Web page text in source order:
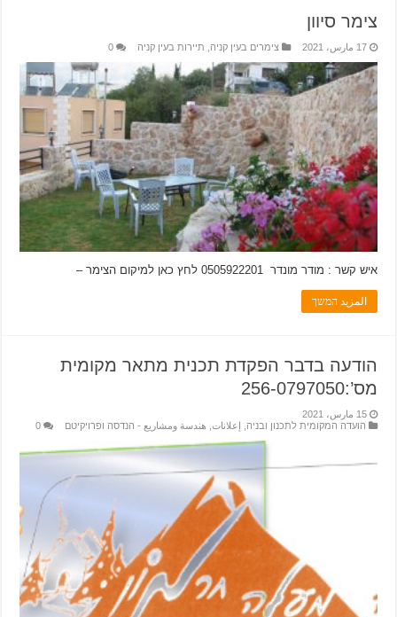
צימר סיוון
17 مارس، 2021 צימרים בעין קניה תיירות בעין קניה 0
איש קשר : מודר מונדר 0505922201 לחץ כאן למיקום הצימר –
المزيد המשך
הודעה בדבר הפקדת תכנית מתאר מקומית
מס’:256-0797050
15 مارس، 2021
הועדה המקומית לתכנון ובניה
إعلانات هندسة ومشاريع - הנדסה ופרויקיטם 0